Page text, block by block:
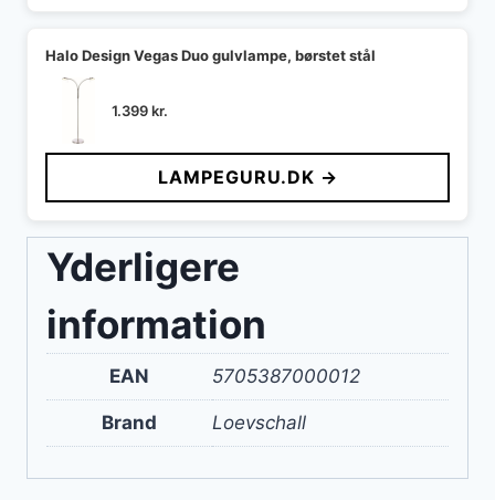
Halo Design Vegas Duo gulvlampe, børstet stål
1.399kr.
LAMPEGURU.DK →
Yderligere
information
EAN 5705387000012
Brand Loevschall